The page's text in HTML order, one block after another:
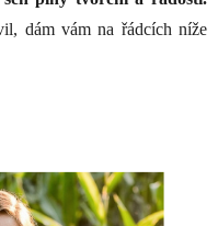
dám vám na řádcích níže